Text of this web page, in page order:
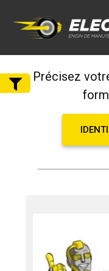
Précisez